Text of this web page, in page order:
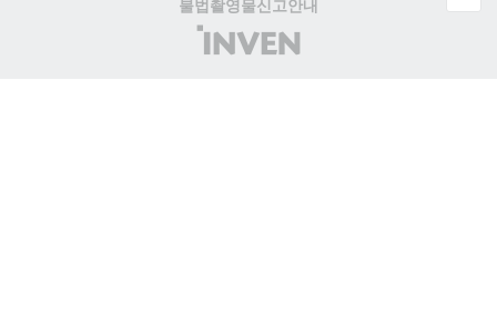
불법촬영물신고안내
(주)
인